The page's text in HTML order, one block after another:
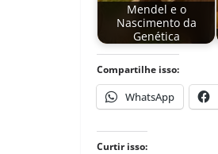
Mendel e o
Nascimento da
Genética
Compartilhe isso:
WhatsApp
Curtir isso: